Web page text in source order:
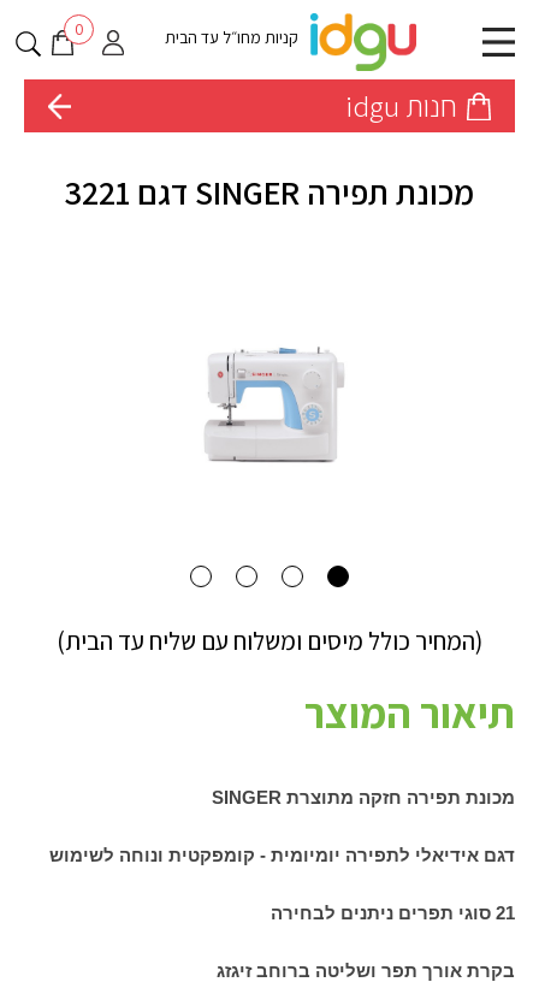
קניות מחו״ל עד הבית 0
חנות idgu
מכונת תפירה SINGER דגם 3221
(המחיר כולל מיסים ומשלוח עם שליח עד הבית)
תיאור המוצר
מכונת תפירה חזקה מתוצרת SINGER
דגם אידיאלי לתפירה יומיומית - קומפקטית ונוחה לשימוש
21 סוגי תפרים ניתנים לבחירה
בקרת אורך תפר ושליטה ברוחב זיגזג